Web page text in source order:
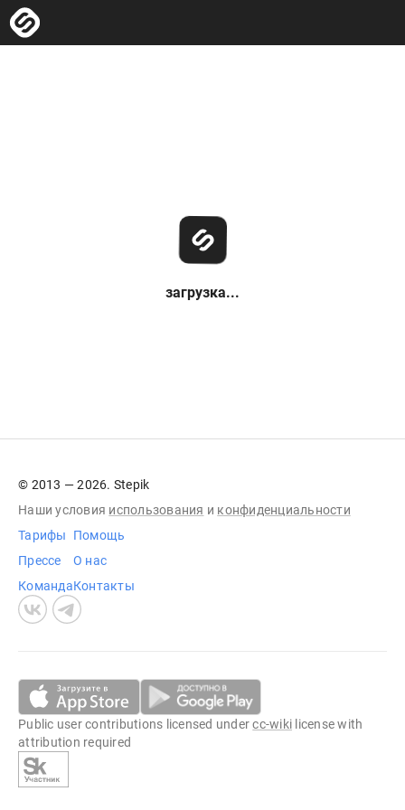
загрузка...
© 2013 — 2026. Stepik
Наши условия использования и конфиденциальности
Тарифы
Прессе
Команда
Помощь
О нас
Контакты
Public user contributions licensed undercc-wiki license with
attribution required